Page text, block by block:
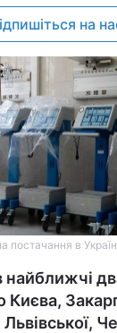
на
постачання в
Києва,